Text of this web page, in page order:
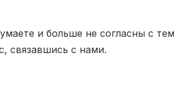
и больше не согласны с
связавшись с нами.